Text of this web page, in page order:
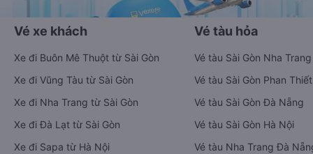
Vé xe khách
Xe đi Buôn Mê Thuột từ Sài Gòn
Xe đi Vũng Tàu từ Sài Gòn
Xe đi Nha Trang từ Sài Gòn
Xe đi Đà Lạt từ Sài Gòn
Xe đi Sapa từ Hà Nội
Vé tàu hỏa
Vé tàu Sài Gòn Nha Trang
Vé tàu Sài Gòn Phan Thiết
Vé tàu Sài Gòn Đà Nẵng
Vé tàu Sài Gòn Hà Nội
Vé tàu Nha Trang Đà